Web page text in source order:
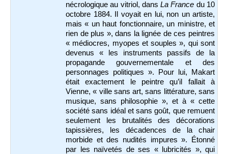
nécrologique au vitriol, dansLa France du 10
octobre 1884. Il voyait en lui, non un artiste,
mais « un haut fonctionnaire, un ministre, et
rien de plus », dans la lignée de ces peintres
« médiocres, myopes et souples », qui sont
devenus « les instruments passifs de la
propagande gouvernementale et des
personnages politiques ». Pour lui, Makart
était exactement le peintre qu’il fallait à
Vienne, « ville sans art, sans littérature, sans
musique, sans philosophie », et à « cette
société sans idéal et sans goût, que remuent
seulement les brutalités des décorations
tapissières, les décadences de la chair
morbide et des nudités impures ». Étonné
par les naïvetés de ses « lubricités », qui